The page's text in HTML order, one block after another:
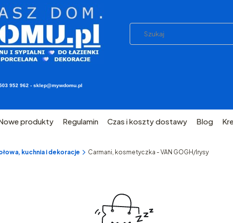
952 962 - sklep@mywdomu.pl
produkty Regulamin Czas i koszty dostawy Blog
kuchnia i dekoracje Carmani, kosmetyczka - VAN GOGH/Irysy